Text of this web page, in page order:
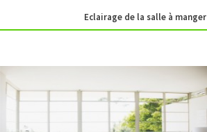
Eclairage de la salle à manger